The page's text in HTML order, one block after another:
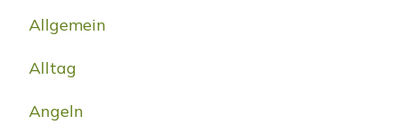
Allgemein
Alltag
Angeln